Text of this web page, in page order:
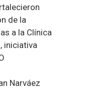
de la
a la Clínica
iniciativa
Narváez